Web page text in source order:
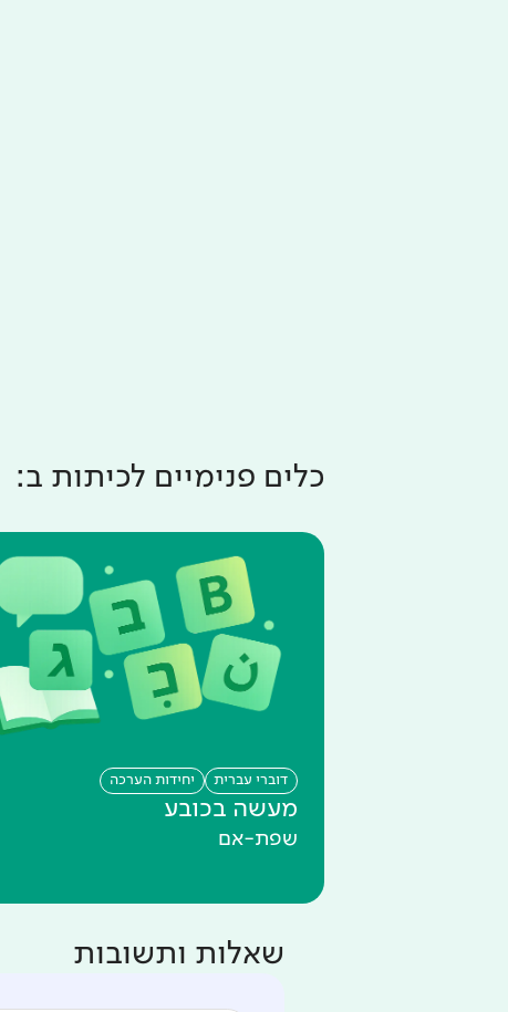
כלים פנימיים לכיתות ב:
דוברי עברית יחידות הערכה
מעשה בכובע
שפת-אם
שאלות ותשובות